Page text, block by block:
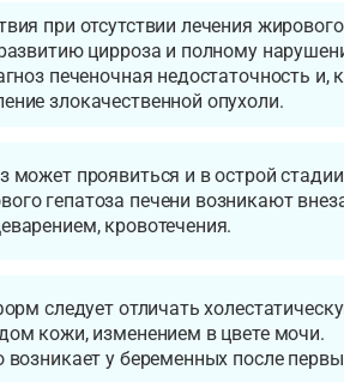
при отсутствии лечения
цирроза и полному
печеночная недостаточность и,
злокачественной опухоли.
может проявиться и в острой
гепатоза печени возникают
кровотечения.
следует отличать
кожи, изменением в цвете мочи.
возникает у беременных после